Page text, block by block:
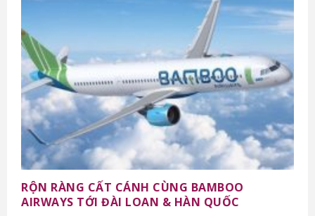
RỘN RÀNG CẤT CÁNH CÙNG BAMBOO
AIRWAYS TỚI ĐÀI LOAN & HÀN QUỐC